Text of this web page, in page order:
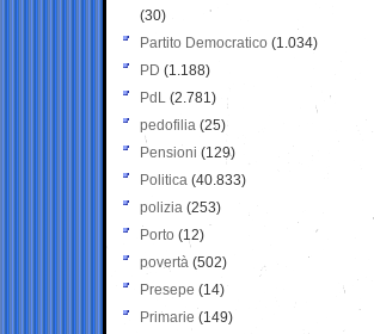
(30)
Partito Democratico (1.034)
PD (1.188)
PdL (2.781)
pedofilia (25)
Pensioni (129)
Politica (40.833)
polizia (253)
Porto (12)
povertà (502)
Presepe (14)
Primarie (149)